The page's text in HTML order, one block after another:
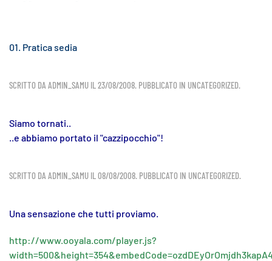
01. Pratica sedia
SCRITTO DA ADMIN_SAMU IL23/08/2008. PUBBLICATO IN UNCATEGORIZED.
Siamo tornati..
..e abbiamo portato il "cazzipocchio"!
SCRITTO DA ADMIN_SAMU IL08/08/2008. PUBBLICATO IN UNCATEGORIZED.
Una sensazione che tutti proviamo.
http://www.ooyala.com/player.js?